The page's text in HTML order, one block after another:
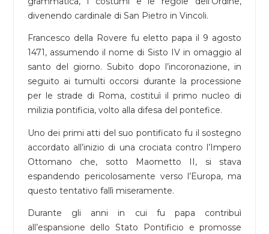
divenendo cardinale di San Pietro in Vincoli.
Francesco della Rovere fu eletto papa il 9 agosto
1471, assumendo il nome di Sisto IV in omaggio al
santo del giorno. Subito dopo l’incoronazione, in
seguito ai tumulti occorsi durante la processione
per le strade di Roma, costituì il primo nucleo di
milizia pontificia, volto alla difesa del pontefice.
Uno dei primi atti del suo pontificato fu il sostegno
accordato all’inizio di una crociata contro l’Impero
Ottomano che, sotto Maometto II, si stava
espandendo pericolosamente verso l’Europa, ma
questo tentativo fallì miseramente.
Durante gli anni in cui fu papa contribuì
all’espansione dello Stato Pontificio e promosse